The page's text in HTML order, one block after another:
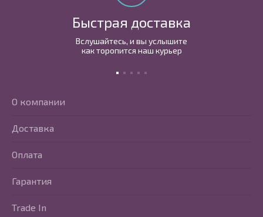
Быстрая доставка
Вслушайтесь, и вы услышите
как торопится наш курьер
О компании
Доставка
Оплата
Гарантия
Trade In